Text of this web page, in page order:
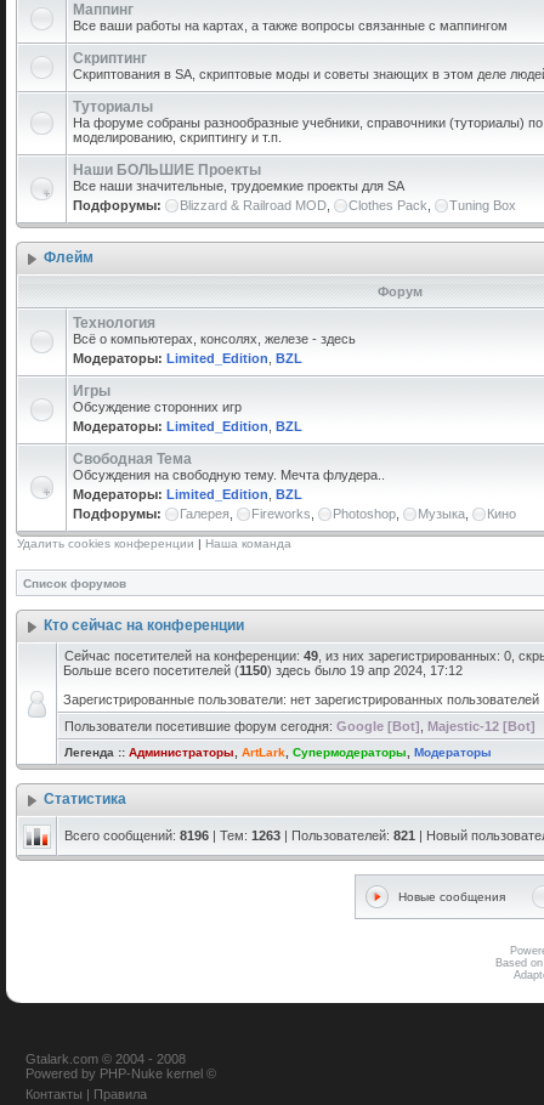
Маппинг
Все ваши работы на картах, а также вопросы связанные с маппингом
Скриптинг
Скриптования в SA, скриптовые моды и советы знающих в этом деле
Туториалы
На форуме собраны разнообразные учебники, справочники (туториалы)
моделированию, скриптингу и т.п.
Наши БОЛЬШИЕ Проекты
Все наши значительные, трудоемкие проекты для SA
Подфорумы:
Blizzard & Railroad MOD Clothes Pack Tuning Box
Флейм
Форум
Технология
Всё о компьютерах, консолях, железе - здесь
Модераторы: Limited_Edition BZL
Игры
Обсуждение сторонних игр
Модераторы: Limited_Edition BZL
Свободная Тема
Обсуждения на свободную тему. Мечта флудера..
Модераторы: Limited_Edition BZL
Подфорумы:
Галерея Fireworks Photoshop Музыка Кино
Удалить cookies конференции | Наша команда
Список форумов
Кто сейчас на конференции
Сейчас посетителей на конференции: 49 , из них зарегистрированных: 0,
Больше всего посетителей (1150) здесь было 19 апр 2024, 17:12
Зарегистрированные пользователи: нет зарегистрированных пользователей
Пользователи посетившие форум сегодня: Google [Bot] Majestic-12 [Bot]
Легенда :: Администраторы ArtLark Супермодераторы Модераторы
Статистика
Всего сообщений: 8196 | Тем: 1263 | Пользователей: 821 | Новый
Новые сообщения
Based
Gtalark.com © 2004 - 2008
Powered by PHP-Nuke kernel ©
Контакты | Правила